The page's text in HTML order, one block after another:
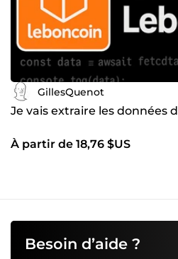
GillesQuenot
Je vais extraire les données
À partir de 18,76 $US
Besoin d’aide ?